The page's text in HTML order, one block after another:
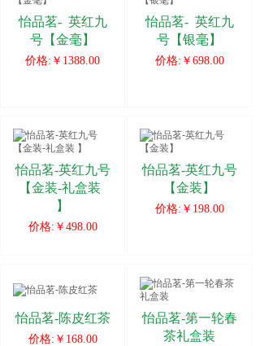
怡品茗- 英红九
号【金毫】
价格: ￥1388.00
怡品茗- 英红九
号【银毫】
价格: ￥698.00
怡品茗-英红九号
【金装-礼盒装
】
价格: ￥498.00
怡品茗-英红九号
【金装】
价格: ￥198.00
怡品茗-陈皮红茶
价格: ￥168.00
怡品茗-第一轮春
茶礼盒装